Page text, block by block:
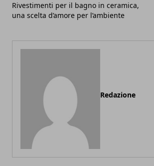
Rivestimenti per il bagno in ceramica,
una scelta d’amore per l’ambiente
Redazione